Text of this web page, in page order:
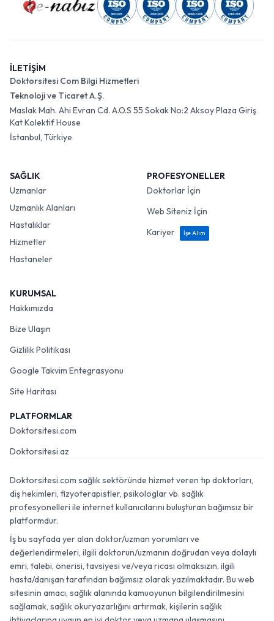
İLETİŞİM
Doktorsitesi Com Bilgi Hizmetleri
Teknoloji ve Ticaret A.Ş.
Maslak Mah. Ahi Evran Cd. A.O.S 55 Sokak No:2 Aksoy Plaza Giriş
Kat Kolektif House
İstanbul, Türkiye
SAĞLIK
Uzmanlar
Uzmanlık Alanları
Hastalıklar
Hizmetler
Hastaneler
PROFESYONELLER
Doktorlar İçin
Web Siteniz İçin
Kariyer
İşe Alım
KURUMSAL
Hakkımızda
Bize Ulaşın
Gizlilik Politikası
Google Takvim Entegrasyonu
Site Haritası
PLATFORMLAR
Doktorsitesi.com
Doktorsitesi.az
Doktorsitesi.com sağlık sektöründe hizmet veren tıp doktorları,
diş hekimleri, fizyoterapistler, psikologlar vb. sağlık
profesyonelleri ile internet kullanıcılarını buluşturan bağımsız bir
platformdur.
İş bu sayfada yer alan doktor/uzman yorumları ve
değerlendirmeleri, ilgili doktorun/uzmanın doğrudan veya dolaylı
emri, talebi, önerisi, tavsiyesi ve/veya ricası olmaksızın, ilgili
hasta/danışan tarafından bağımsız olarak yazılmaktadır. Bu web
sitesinin amacı, sağlık alanında kamuoyunun bilgilendirilmesini
sağlamak, sağlık okuryazarlığını artırmak, kişilerin sağlık